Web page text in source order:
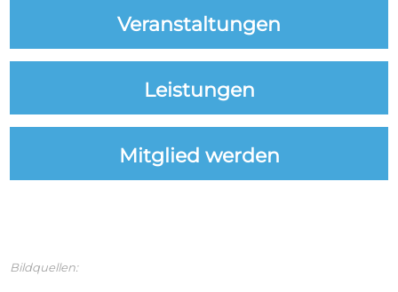
Veranstaltungen
Leistungen
Mitglied werden
Bildquellen: